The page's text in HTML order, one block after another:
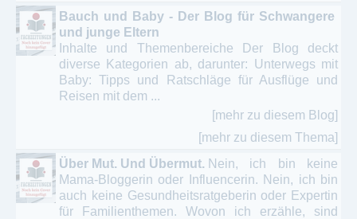
Bauch und Baby - Der Blog für Schwangere
und junge Eltern
Inhalte und Themenbereiche Der Blog deckt
diverse Kategorien ab, darunter:​ Unterwegs mit
Baby: Tipps und Ratschläge für Ausflüge und
Reisen mit dem ...
[mehr zu diesem Blog]
[mehr zu diesem Thema]
Über Mut. Und Übermut. Nein, ich bin keine
Mama-Bloggerin oder Influencerin. Nein, ich bin
auch keine Gesundheitsratgeberin oder Expertin
für Familienthemen. Wovon ich erzähle, sind